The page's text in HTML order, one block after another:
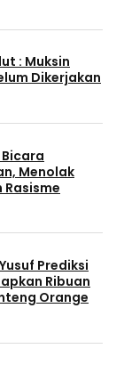
: Muksin
Dikerjakan
Menolak
Rasisme
Prediksi
Ribuan
Orange